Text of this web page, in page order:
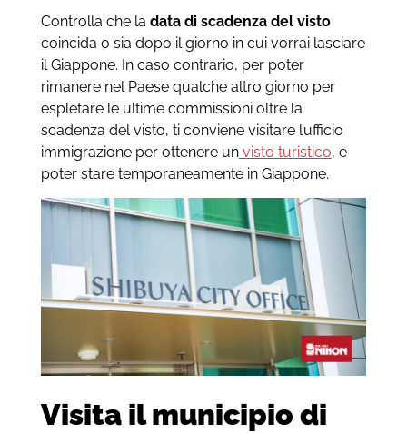
Controlla che la data di scadenza del visto
coincida o sia dopo il giorno in cui vorrai lasciare
il Giappone. In caso contrario, per poter
rimanere nel Paese qualche altro giorno per
espletare le ultime commissioni oltre la
scadenza del visto, ti conviene visitare l’ufficio
immigrazione per ottenere unvisto turistico, e
poter stare temporaneamente in Giappone.
Visita il municipio di